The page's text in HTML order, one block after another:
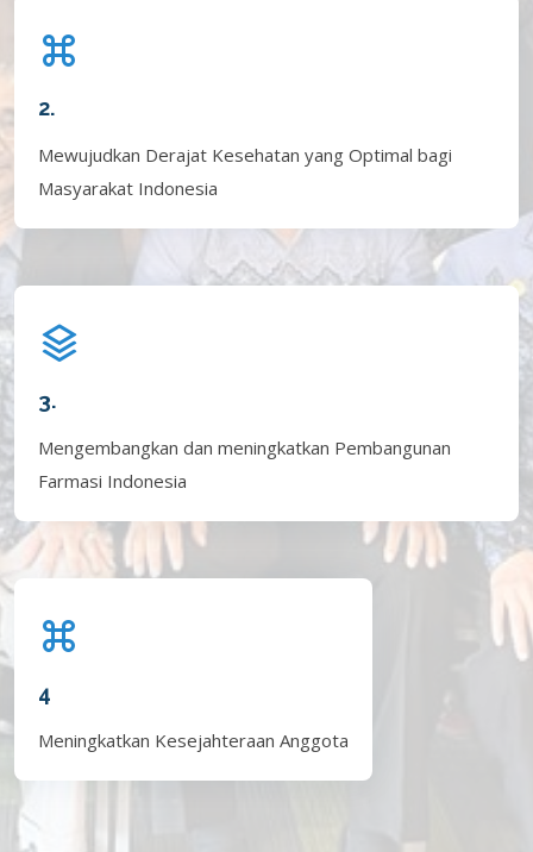
2.
Mewujudkan Derajat Kesehatan yang Optimal bagi
Masyarakat Indonesia
3.
Mengembangkan dan meningkatkan Pembangunan
Farmasi Indonesia
4
Meningkatkan Kesejahteraan Anggota